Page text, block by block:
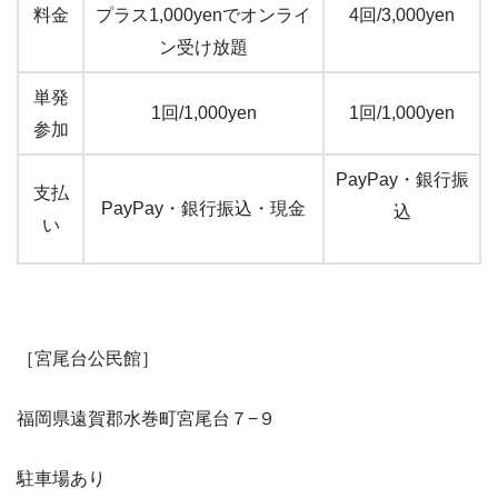
料金
プラス1,000yenでオンライ
ン受け放題
4回/3,000yen
単発
参加
1回/1,000yen 1回/1,000yen
支払
い
PayPay・銀行振込・現金
PayPay・銀行振
込
［宮尾台公民館］
福岡県遠賀郡水巻町宮尾台７−９
駐車場あり